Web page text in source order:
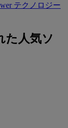
テクノロジー
た人気ソ